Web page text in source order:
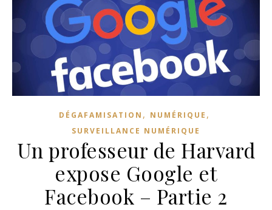
DÉGAFAMISATION , NUMÉRIQUE ,
SURVEILLANCE NUMÉRIQUE
Un professeur de Harvard
expose Google et
Facebook – Partie 2